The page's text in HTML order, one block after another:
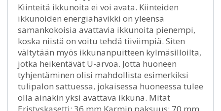
Kiinteitä ikkunoita ei voi avata. Kiinteiden
ikkunoiden energiahävikki on yleensä
samankokoisia avattavia ikkunoita pienempi,
koska niistä on voitu tehdä tiiviimpiä. Siten
vältytään myös ikkunanpuitteen kylmäsilloilta,
jotka heikentävät U-arvoa. Jotta huoneen
tyhjentäminen olisi mahdollista esimerkiksi
tulipalon sattuessa, jokaisessa huoneessa tulee
olla ainakin yksi avattava ikkuna. Mitat